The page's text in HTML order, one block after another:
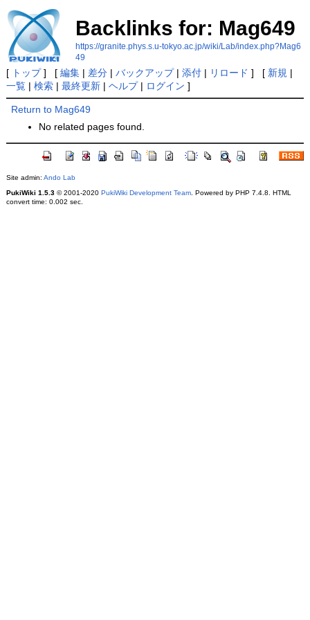
Backlinks for: Mag649
https://granite.phys.s.u-tokyo.ac.jp/wiki/Lab/index.php?Mag6
49
[ トップ] [ 編集| 差分| バックアップ| 添付| リロード ] [ 新規 |
一覧| 検索| 最終更新| ヘルプ| ログイン ]
Return to Mag649
No related pages found.
Site admin: Ando Lab
PukiWiki 1.5.3© 2001-2020 PukiWiki Development Team. Powered by PHP 7.4.8. HTML
convert time: 0.002 sec.